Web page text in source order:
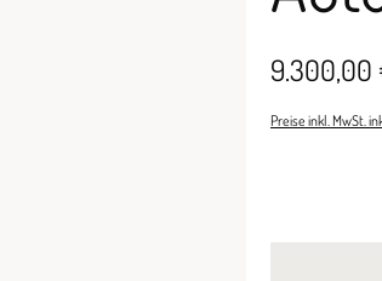
9.300,00
Preise inkl. MwSt.